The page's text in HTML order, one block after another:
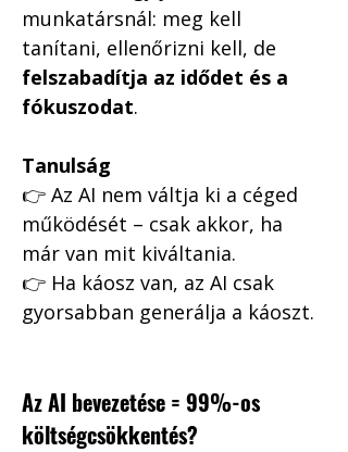
munkatársnál: meg kell
tanítani, ellenőrizni kell, de
felszabadítja az idődet és a
fókuszodat.
Tanulság
👉 Az AI nem váltja ki a céged
működését – csak akkor, ha
már van mit kiváltania.
👉 Ha káosz van, az AI csak
gyorsabban generálja a káoszt.
Az AI bevezetése = 99%-os
költségcsökkentés?